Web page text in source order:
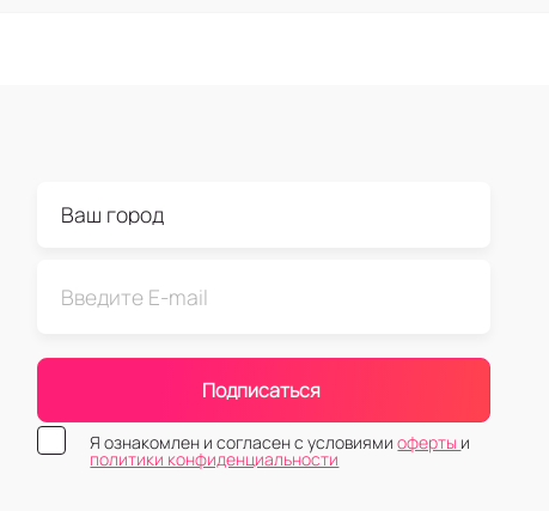
Подписаться
Я ознакомлен и согласен с условиямиоферты и
политики конфиденциальности